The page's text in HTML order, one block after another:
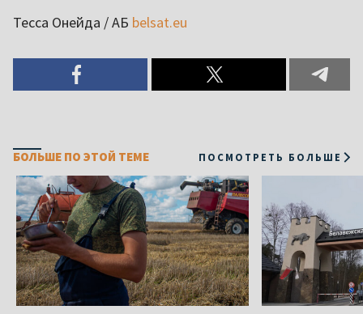
Тесса Онейда / АБ belsat.eu
БОЛЬШЕ ПО ЭТОЙ ТЕМЕ ПОСМОТРЕТЬ БОЛЬШЕ